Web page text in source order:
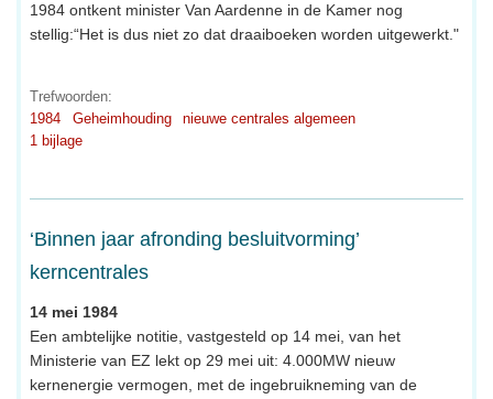
1984 ontkent minister Van Aardenne in de Kamer nog
stellig:“Het is dus niet zo dat draaiboeken worden uitgewerkt."
Trefwoorden:
1984
Geheimhouding
nieuwe centrales algemeen
1 bijlage
‘Binnen jaar afronding besluitvorming’
kerncentrales
14 mei 1984
Een ambtelijke notitie, vastgesteld op 14 mei, van het
Ministerie van EZ lekt op 29 mei uit: 4.000MW nieuw
kernenergie vermogen, met de ingebruikneming van de